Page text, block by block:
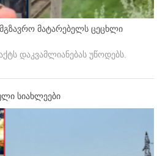
მატარებელს ცეცხლი
დაკვამლიანებას უწოდებს.
სიახლეები